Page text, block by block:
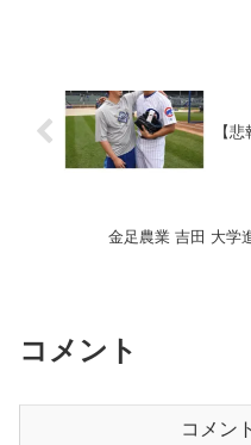
【
金足農業 吉田 大学
コメント
コメン